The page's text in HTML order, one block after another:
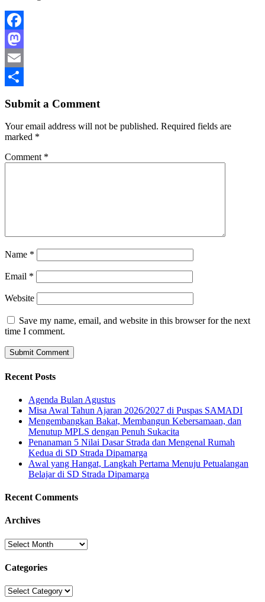
Facebook
Mastodon
Email
Submit a Comment
Your email address will not be published. Required fields are
marked *
Comment *
Name *
Email *
Website
Save my name, email, and website in this browser for the next
time I comment.
Recent Posts
Agenda Bulan Agustus
Misa Awal Tahun Ajaran 2026/2027 di Puspas SAMADI
Mengembangkan Bakat, Membangun Kebersamaan, dan
Menutup MPLS dengan Penuh Sukacita
Penanaman 5 Nilai Dasar Strada dan Mengenal Rumah
Kedua di SD Strada Dipamarga
Awal yang Hangat, Langkah Pertama Menuju Petualangan
Belajar di SD Strada Dipamarga
Recent Comments
Archives
Archives
Categories
Categories